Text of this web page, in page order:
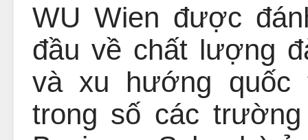
WU Wien được
đầu về chất lượng
và xu hướng quốc
trong số các